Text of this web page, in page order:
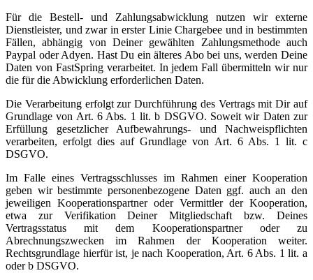
Für die Bestell- und Zahlungsabwicklung nutzen wir externe
Dienstleister, und zwar in erster Linie Chargebee und in bestimmten
Fällen, abhängig von Deiner gewählten Zahlungsmethode auch
Paypal oder Adyen. Hast Du ein älteres Abo bei uns, werden Deine
Daten von FastSpring verarbeitet. In jedem Fall übermitteln wir nur
die für die Abwicklung erforderlichen Daten.
Die Verarbeitung erfolgt zur Durchführung des Vertrags mit Dir auf
Grundlage von Art. 6 Abs. 1 lit. b DSGVO. Soweit wir Daten zur
Erfüllung gesetzlicher Aufbewahrungs- und Nachweispflichten
verarbeiten, erfolgt dies auf Grundlage von Art. 6 Abs. 1 lit. c
DSGVO.
Im Falle eines Vertragsschlusses im Rahmen einer Kooperation
geben wir bestimmte personenbezogene Daten ggf. auch an den
jeweiligen Kooperationspartner oder Vermittler der Kooperation,
etwa zur Verifikation Deiner Mitgliedschaft bzw. Deines
Vertragsstatus mit dem Kooperationspartner oder zu
Abrechnungszwecken im Rahmen der Kooperation weiter.
Rechtsgrundlage hierfür ist, je nach Kooperation, Art. 6 Abs. 1 lit. a
oder b DSGVO.